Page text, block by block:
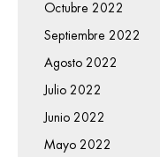
Octubre 2022
Septiembre 2022
Agosto 2022
Julio 2022
Junio 2022
Mayo 2022